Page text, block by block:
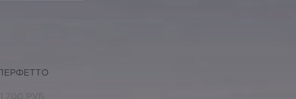
ПЕРФЕТТО
11 700 РУБ